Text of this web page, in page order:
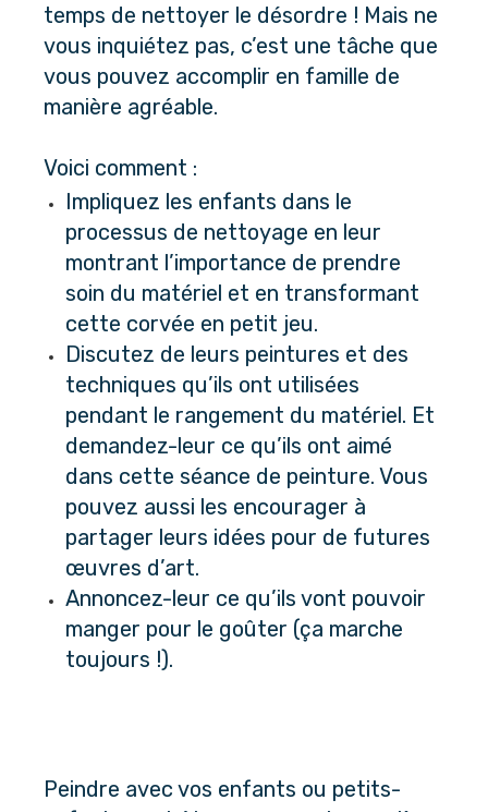
temps de nettoyer le désordre ! Mais ne
vous inquiétez pas, c’est une tâche que
vous pouvez accomplir en famille de
manière agréable.
Voici comment :
Impliquez les enfants dans le
processus de nettoyage en leur
montrant l’importance de prendre
soin du matériel et en transformant
cette corvée en petit jeu.
Discutez de leurs peintures et des
techniques qu’ils ont utilisées
pendant le rangement du matériel. Et
demandez-leur ce qu’ils ont aimé
dans cette séance de peinture. Vous
pouvez aussi les encourager à
partager leurs idées pour de futures
œuvres d’art.
Annoncez-leur ce qu’ils vont pouvoir
manger pour le goûter (ça marche
toujours !).
Peindre avec vos enfants ou petits-